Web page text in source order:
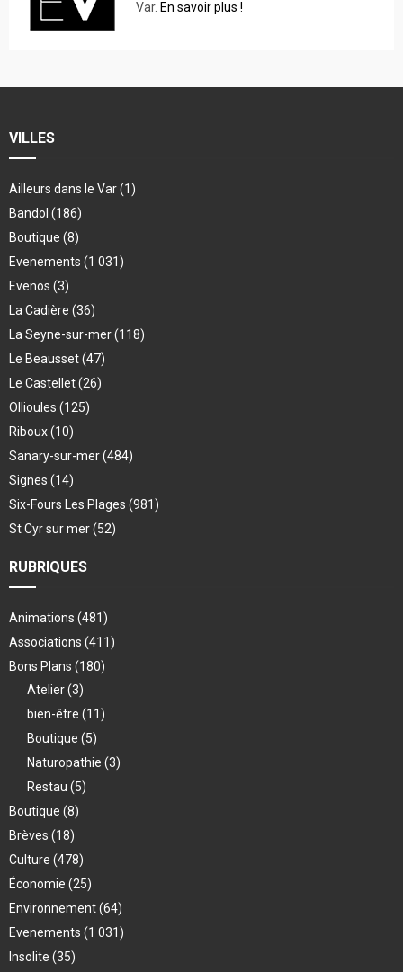
Var. En savoir plus !
VILLES
Ailleurs dans le Var(1)
Bandol (186)
Boutique (8)
Evenements (1 031)
Evenos (3)
La Cadière (36)
La Seyne-sur-mer(118)
Le Beausset(47)
Le Castellet(26)
Ollioules (125)
Riboux(10)
Sanary-sur-mer(484)
Signes (14)
Six-Fours Les Plages (981)
St Cyr sur mer(52)
RUBRIQUES
Animations (481)
Associations (411)
Bons Plans (180)
Atelier(3)
bien-être (11)
Boutique (5)
Naturopathie (3)
Restau (5)
Boutique (8)
Brèves (18)
Culture (478)
Économie (25)
Environnement(64)
Evenements (1 031)
Insolite (35)